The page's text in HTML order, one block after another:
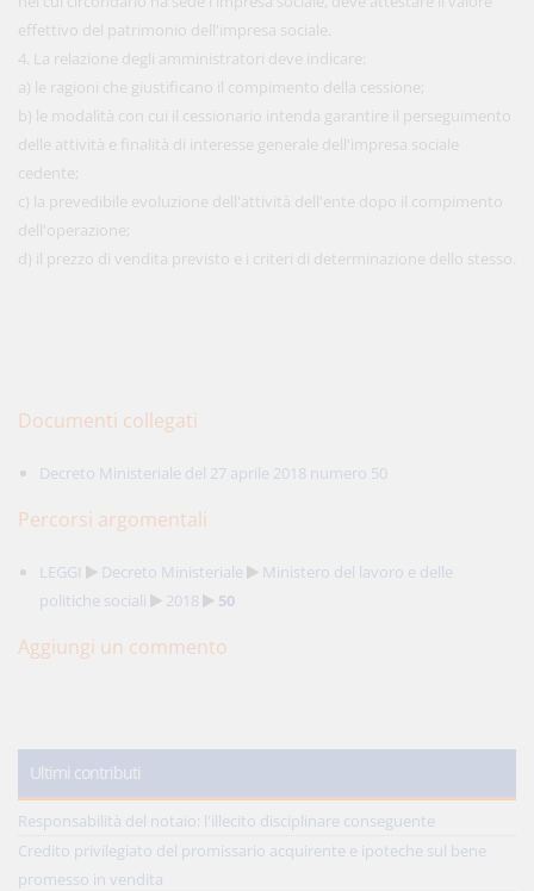
effettivo del patrimonio dell'impresa sociale.
4. La relazione degli amministratori deve indicare:
a) le ragioni che giustificano il compimento della cessione;
b) le modalità con cui il cessionario intenda garantire il perseguimento
delle attività e finalità di interesse generale dell'impresa sociale
cedente;
c) la prevedibile evoluzione dell'attività dell'ente dopo il compimento
dell'operazione;
d) il prezzo di vendita previsto e i criteri di determinazione dello stesso.
Documenti collegati
Decreto Ministeriale del 27 aprile 2018 numero 50
Percorsi argomentali
LEGGI Decreto Ministeriale
Ministero del lavoro e delle
politiche sociali
2018 50
Aggiungi un commento
Ultimi contributi
Responsabilità del notaio: l'illecito disciplinare conseguente
Credito privilegiato del promissario acquirente e ipoteche sul bene
promesso in vendita